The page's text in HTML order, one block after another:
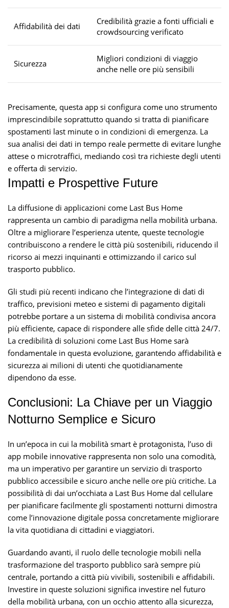
Affidabilità dei dati
Credibilità grazie a fonti ufficiali e
crowdsourcing verificato
Sicurezza
Migliori condizioni di viaggio
anche nelle ore più sensibili
Precisamente, questa app si configura come uno strumento
imprescindibile soprattutto quando si tratta di pianificare
spostamenti last minute o in condizioni di emergenza. La
sua analisi dei dati in tempo reale permette di evitare lunghe
attese o microtraffici, mediando così tra richieste degli utenti
e offerta di servizio.
Impatti e Prospettive Future
La diffusione di applicazioni come Last Bus Home
rappresenta un cambio di paradigma nella mobilità urbana.
Oltre a migliorare l’esperienza utente, queste tecnologie
contribuiscono a rendere le città più sostenibili, riducendo il
ricorso ai mezzi inquinanti e ottimizzando il carico sul
trasporto pubblico.
Gli studi più recenti indicano che l’integrazione di dati di
traffico, previsioni meteo e sistemi di pagamento digitali
potrebbe portare a un sistema di mobilità condivisa ancora
più efficiente, capace di rispondere alle sfide delle città 24/7.
La credibilità di soluzioni come Last Bus Home sarà
fondamentale in questa evoluzione, garantendo affidabilità e
sicurezza ai milioni di utenti che quotidianamente
dipendono da esse.
Conclusioni: La Chiave per un Viaggio
Notturno Semplice e Sicuro
In un’epoca in cui la mobilità smart è protagonista, l’uso di
app mobile innovative rappresenta non solo una comodità,
ma un imperativo per garantire un servizio di trasporto
pubblico accessibile e sicuro anche nelle ore più critiche. La
possibilità di dai un’occhiata a Last Bus Home dal cellulare
per pianificare facilmente gli spostamenti notturni dimostra
come l’innovazione digitale possa concretamente migliorare
la vita quotidiana di cittadini e viaggiatori.
Guardando avanti, il ruolo delle tecnologie mobili nella
trasformazione del trasporto pubblico sarà sempre più
centrale, portando a città più vivibili, sostenibili e affidabili.
Investire in queste soluzioni significa investire nel futuro
della mobilità urbana, con un occhio attento alla sicurezza,